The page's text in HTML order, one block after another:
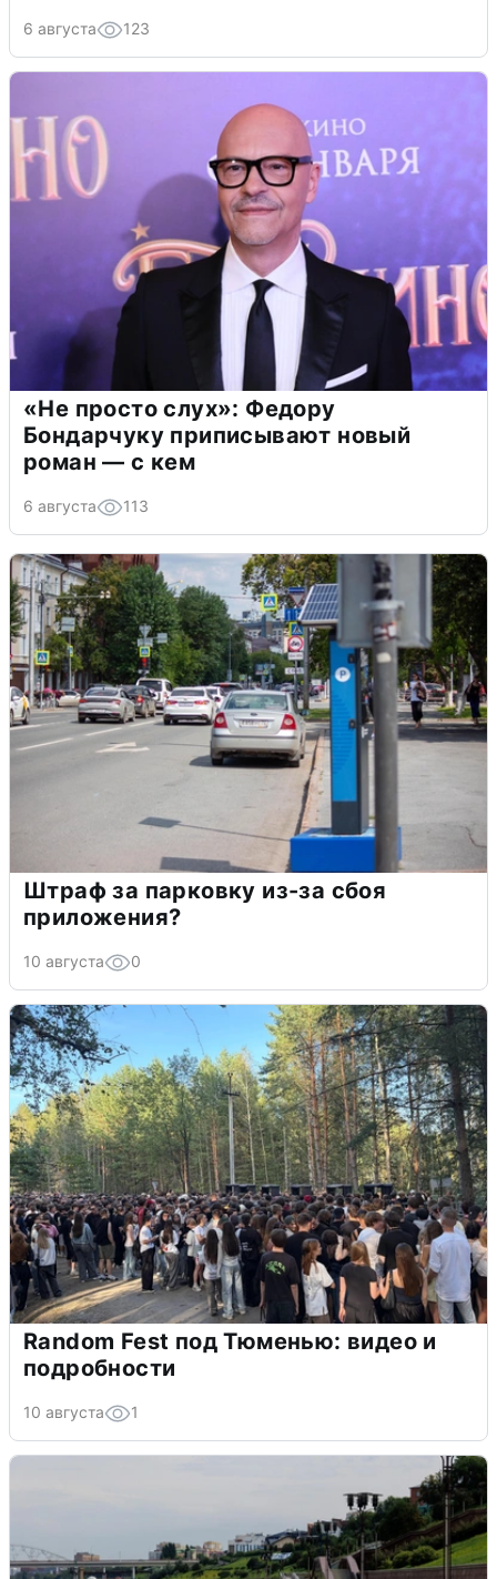
6 августа 123
«Не просто слух»: Федору
Бондарчуку приписывают новый
роман — с кем
6 августа 113
Штраф за парковку из-за сбоя
приложения?
10 августа 0
Random Fest под Тюменью: видео и
подробности
10 августа 1